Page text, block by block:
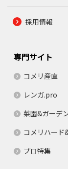
採用情報
専門サイト
コメリ産直
レンガ.pro
菜園&ガーデ
コメリハード
プロ特集